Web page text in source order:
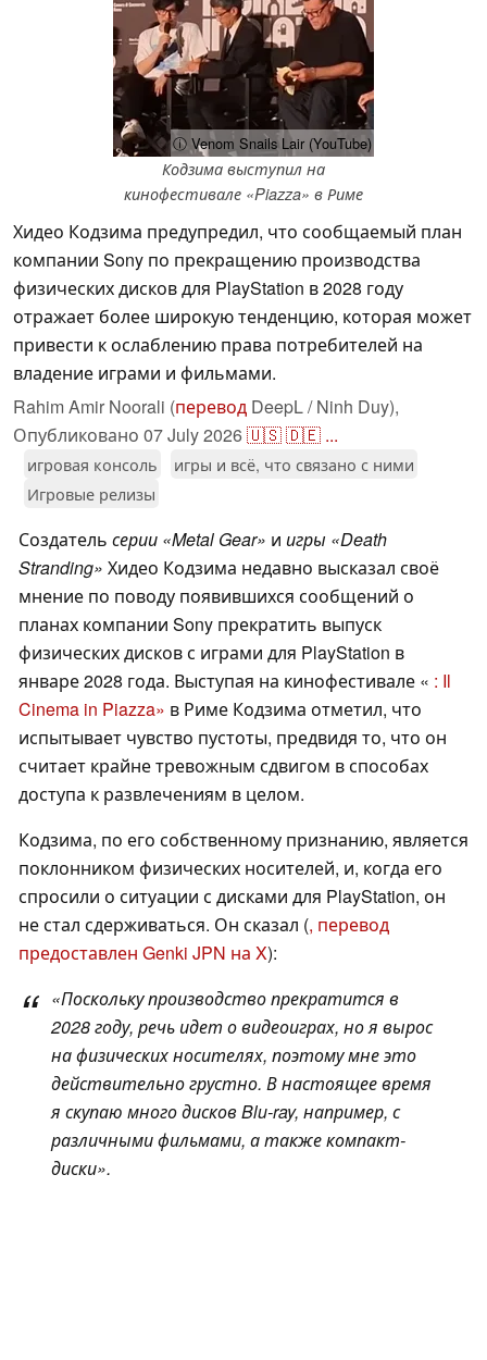
ⓘ Venom Snails Lair (YouTube)
Кодзима выступил на
кинофестивале «Piazza» в Риме
Хидео Кодзима предупредил, что сообщаемый план
компании Sony по прекращению производства
физических дисков для PlayStation в 2028 году
отражает более широкую тенденцию, которая может
привести к ослаблению права потребителей на
владение играми и фильмами.
Rahim Amir Noorali (перевод DeepL / Ninh Duy),
Опубликовано 07 July 2026🇺🇸🇩🇪 ...
игровая консоль
игры и всё, что связано с ними
Игровые релизы
Создатель серии «Metal Gear» и игры «Death
Stranding» Хидео Кодзима недавно высказал своё
мнение по поводу появившихся сообщений о
планах компании Sony прекратить выпуск
физических дисков с играми для PlayStation в
январе 2028 года. Выступая на кинофестивале « : Il
Cinema in Piazza» в Риме Кодзима отметил, что
испытывает чувство пустоты, предвидя то, что он
считает крайне тревожным сдвигом в способах
доступа к развлечениям в целом.
Кодзима, по его собственному признанию, является
поклонником физических носителей, и, когда его
спросили о ситуации с дисками для PlayStation, он
не стал сдерживаться. Он сказал (, перевод
предоставлен Genki JPN на X):
«Поскольку производство прекратится в
2028 году, речь идет о видеоиграх, но я вырос
на физических носителях, поэтому мне это
действительно грустно. В настоящее время
я скупаю много дисков Blu-ray, например, с
различными фильмами, а также компакт-
диски».